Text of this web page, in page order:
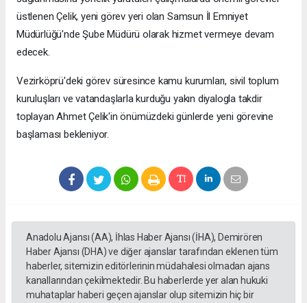
üstlenen Çelik, yeni görev yeri olan Samsun İl Emniyet
Müdürlüğü'nde Şube Müdürü olarak hizmet vermeye devam
edecek.
Vezirköprü'deki görev süresince kamu kurumları, sivil toplum
kuruluşları ve vatandaşlarla kurduğu yakın diyalogla takdir
toplayan Ahmet Çelik'in önümüzdeki günlerde yeni görevine
başlaması bekleniyor.
Anadolu Ajansı (AA), İhlas Haber Ajansı (İHA), Demirören
Haber Ajansı (DHA) ve diğer ajanslar tarafından eklenen tüm
haberler, sitemizin editörlerinin müdahalesi olmadan ajans
kanallarından çekilmektedir. Bu haberlerde yer alan hukuki
muhataplar haberi geçen ajanslar olup sitemizin hiç bir